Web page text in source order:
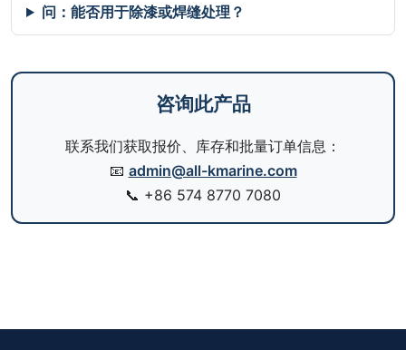
问：能否用于除漆或焊缝处理？
咨询此产品
联系我们获取报价、库存和批量订单信息：
📧 admin@all-kmarine.com
📞 +86 574 8770 7080